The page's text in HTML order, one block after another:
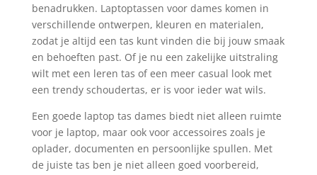
benadrukken. Laptoptassen voor dames komen in
verschillende ontwerpen, kleuren en materialen,
zodat je altijd een tas kunt vinden die bij jouw smaak
en behoeften past. Of je nu een zakelijke uitstraling
wilt met een leren tas of een meer casual look met
een trendy schoudertas, er is voor ieder wat wils.
Een goede laptop tas dames biedt niet alleen ruimte
voor je laptop, maar ook voor accessoires zoals je
oplader, documenten en persoonlijke spullen. Met
de juiste tas ben je niet alleen goed voorbereid,